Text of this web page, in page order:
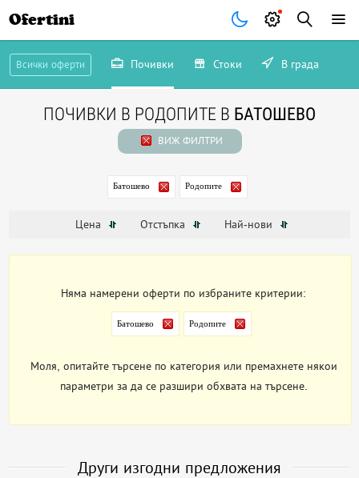
Ofertini
Всички оферти Почивки Стоки В града
ПОЧИВКИ В РОДОПИТЕ В БАТОШЕВО
ВИЖ ФИЛТРИ
Батошево Родопите
Цена Отстъпка Най-нови
Няма намерени оферти по избраните критерии:
Батошево Родопите
Моля, опитайте търсене по категория или премахнете някои
параметри за да се разшири обхвата на търсене.
Други изгодни предложения